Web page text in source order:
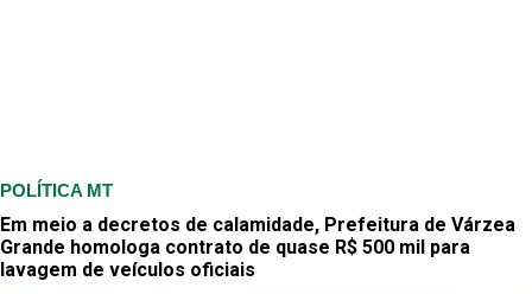
POLÍTICA MT
Em meio a decretos de calamidade, Prefeitura de Várzea
Grande homologa contrato de quase R$ 500 mil para
lavagem de veículos oficiais